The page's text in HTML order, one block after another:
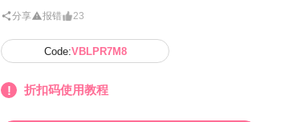
分享 报错 23
Code:VBLPR7M8
折扣码使用教程